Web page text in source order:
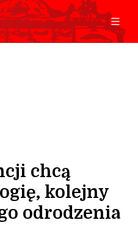
chcą
kolejny
odrodzenia